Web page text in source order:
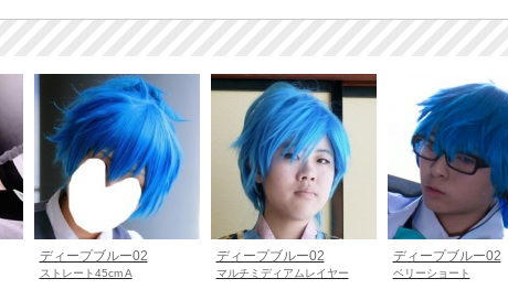
ディープブルー02
ストレート45cm A
ディープブルー02
マルチミディアムレイヤー
ディープブルー02
ベリーショート